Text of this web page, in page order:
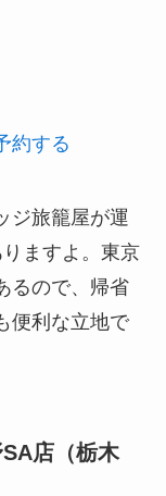
約する
ジ旅籠屋が運
ますよ。東京
るので、帰省
便利な立地で
店（栃木